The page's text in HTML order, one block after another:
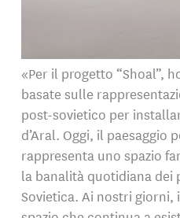
«Per il progetto “Shoal”,
basate sulle
post-sovietico per
d’Aral. Oggi, il paesaggio
rappresenta uno spazio
la banalità quotidiana dei
Sovietica. Ai nostri giorni,